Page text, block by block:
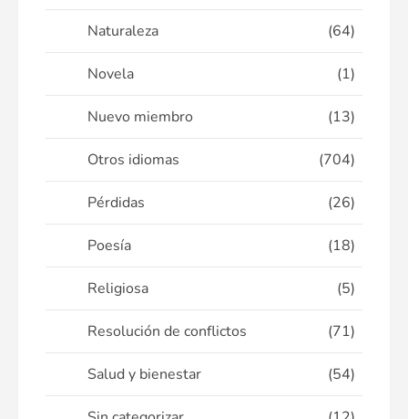
Naturaleza (64)
Novela (1)
Nuevo miembro (13)
Otros idiomas (704)
Pérdidas (26)
Poesía (18)
Religiosa (5)
Resolución de conflictos (71)
Salud y bienestar (54)